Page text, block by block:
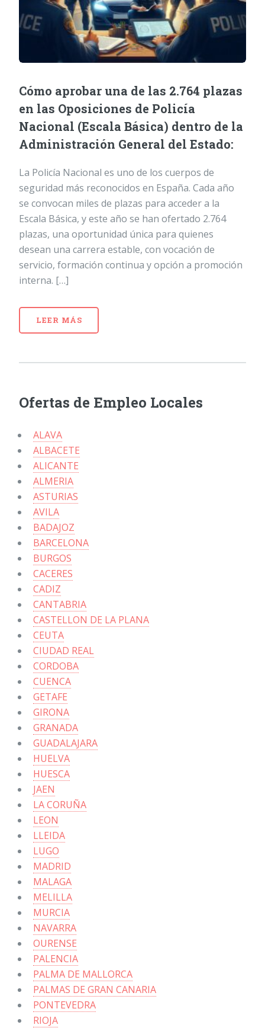
Cómo aprobar una de las 2.764 plazas
en las Oposiciones de Policía
Nacional (Escala Básica) dentro de la
Administración General del Estado:
La Policía Nacional es uno de los cuerpos de
seguridad más reconocidos en España. Cada año
se convocan miles de plazas para acceder a la
Escala Básica, y este año se han ofertado 2.764
plazas, una oportunidad única para quienes
desean una carrera estable, con vocación de
servicio, formación continua y opción a promoción
interna. […]
LEER MÁS
Ofertas de Empleo Locales
ALAVA
ALBACETE
ALICANTE
ALMERIA
ASTURIAS
AVILA
BADAJOZ
BARCELONA
BURGOS
CACERES
CADIZ
CANTABRIA
CASTELLON DE LA PLANA
CEUTA
CIUDAD REAL
CORDOBA
CUENCA
GETAFE
GIRONA
GRANADA
GUADALAJARA
HUELVA
HUESCA
JAEN
LA CORUÑA
LEON
LLEIDA
LUGO
MADRID
MALAGA
MELILLA
MURCIA
NAVARRA
OURENSE
PALENCIA
PALMA DE MALLORCA
PALMAS DE GRAN CANARIA
PONTEVEDRA
RIOJA